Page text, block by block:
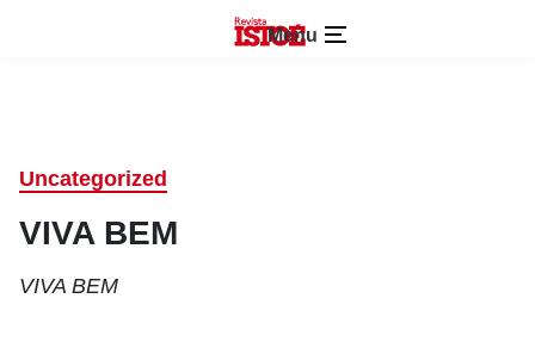
Menu
Uncategorized
VIVA BEM
VIVA BEM